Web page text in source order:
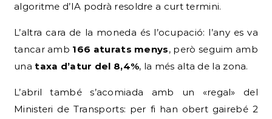
algoritme d’IA podrà resoldre a curt termini.
L’altra cara de la moneda és l’ocupació: l’any es va
tancar amb 166 aturats menys, però seguim amb
una taxa d’atur del 8,4%, la més alta de la zona.
L’abril també s’acomiada amb un «regal» del
Ministeri de Transports: per fi han obert gairebé 2